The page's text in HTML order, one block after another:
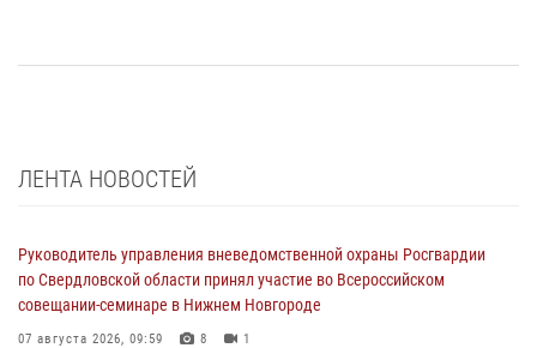
ЛЕНТА НОВОСТЕЙ
Руководитель управления вневедомственной охраны Росгвардии
по Свердловской области принял участие во Всероссийском
совещании-семинаре в Нижнем Новгороде
07 августа 2026, 09:59 8 1